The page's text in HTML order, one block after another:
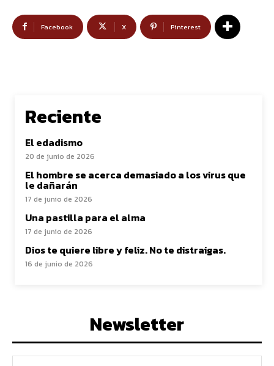
Facebook X Pinterest
Reciente
El edadismo
20 de junio de 2026
El hombre se acerca demasiado a los virus que
le dañarán
17 de junio de 2026
Una pastilla para el alma
17 de junio de 2026
Dios te quiere libre y feliz. No te distraigas.
16 de junio de 2026
Newsletter